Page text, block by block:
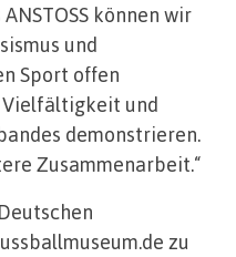
können wir
und
Sport offen
Vielfältigkeit und
demonstrieren.
Zusammenarbeit.“
zu